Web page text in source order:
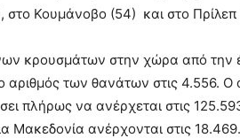
Κουμάνοβο (54) και στο Πρίλεπ
κρουσμάτων στην χώρα από την
αριθμός των θανάτων στις 4.556.
πλήρως να ανέρχεται στις
Μακεδονία ανέρχονται στις 18.469.